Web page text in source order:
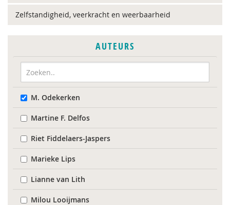
Zelfstandigheid, veerkracht en weerbaarheid
AUTEURS
M. Odekerken
Martine F. Delfos
Riet Fiddelaers-Jaspers
Marieke Lips
Lianne van Lith
Milou Looijmans